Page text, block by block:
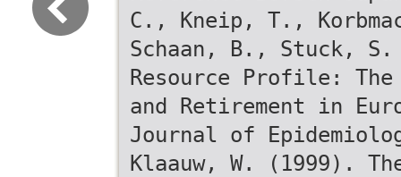
C., Kneip, T.,
Schaan, B., Stuck,
Resource Profile:
and Retirement in
Journal of
Klaauw, W. (1999).